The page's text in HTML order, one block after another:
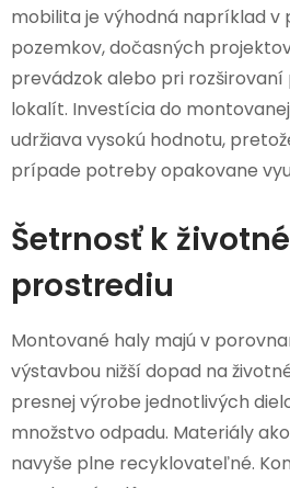
mobilita je výhodná napríklad v
pozemkov, dočasných
prevádzok alebo pri
lokalít. Investícia do
udržiava vysokú hodnotu,
prípade potreby opakovane
Šetrnosť k
prostrediu
Montované haly majú v
výstavbou nižší dopad na
presnej výrobe jednotlivých
množstvo odpadu. Materiály
navyše plne recyklovateľné.